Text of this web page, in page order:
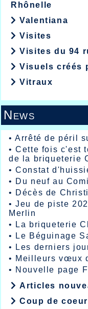
Rhônelle
Valentiana
Visites
Visites du 94
Visuels créés
Vitraux
News
•Arrêté de péril
•Cette fois c'est
de la briqueterie
•Constat
• Du neuf au
• Décès de
•Jeu de piste
Merlin
•
La briqueterie
•
Le Béguinage
•
Les derniers
• Meilleurs vœux
• Nouvelle page
Articles
Coup de coeur